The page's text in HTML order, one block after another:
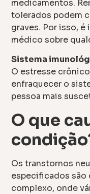
medicamentos.
tolerados podem
graves. Por isso,
médico sobre
Sistema
O estresse
enfraquecer o
pessoa mais
O que
Os transtornos
especificados são
complexo, onde